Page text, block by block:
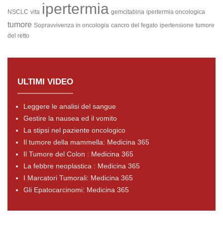
NSCLC vita ipertermia gemcitabina ipertermia oncologica
tumore Sopravvivenza in oncologia cancro del fegato ipertensione tumore
del retto
ULTIMI VIDEO
Leggere le analisi del sangue
Gestire la nausea ed il vomito
La stipsi nel paziente oncologico
Il tumore della mammella: Medicina 365
Il Tumore del Colon : Medicina 365
La febbre neoplastica : Medicina 365
I Marcatori Tumorali: Medicina 365
Gli Epatocarcinomi: Medicina 365